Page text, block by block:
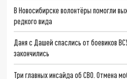
В Новосибирске волонтёры помогли
редкого вида
Даня с Дашей спаслись от боевиков
закончились
Три главных инсайда об СВО. Отмена